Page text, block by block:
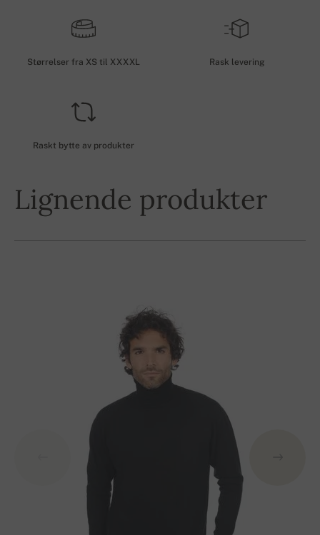
Størrelser fra XS til XXXXL Rask levering
Raskt bytte av produkter
Lignende produkter